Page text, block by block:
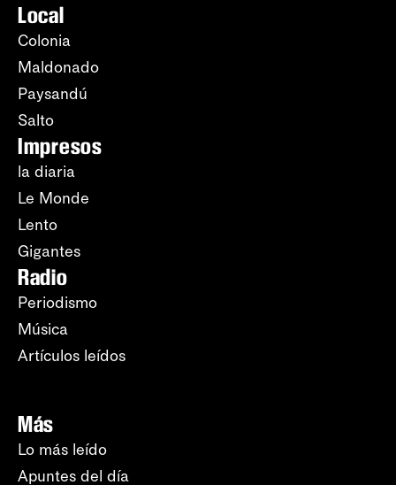
Local
Colonia
Maldonado
Paysandú
Salto
Impresos
la diaria
Le Monde
Lento
Gigantes
Radio
Periodismo
Música
Artículos leídos
Más
Lo más leído
Apuntes del día